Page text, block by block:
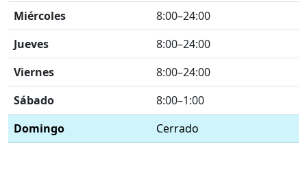
Miércoles
8:00–24:00
Jueves
8:00–24:00
Viernes
8:00–24:00
Sábado
8:00–1:00
Domingo
Cerrado